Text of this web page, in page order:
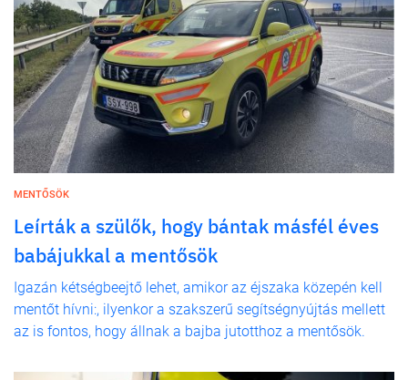
MENTŐSÖK
Leírták a szülők, hogy bántak másfél éves
babájukkal a mentősök
Igazán kétségbeejtő lehet, amikor az éjszaka közepén kell
mentőt hívni:, ilyenkor a szakszerű segítségnyújtás mellett
az is fontos, hogy állnak a bajba jutotthoz a mentősök.